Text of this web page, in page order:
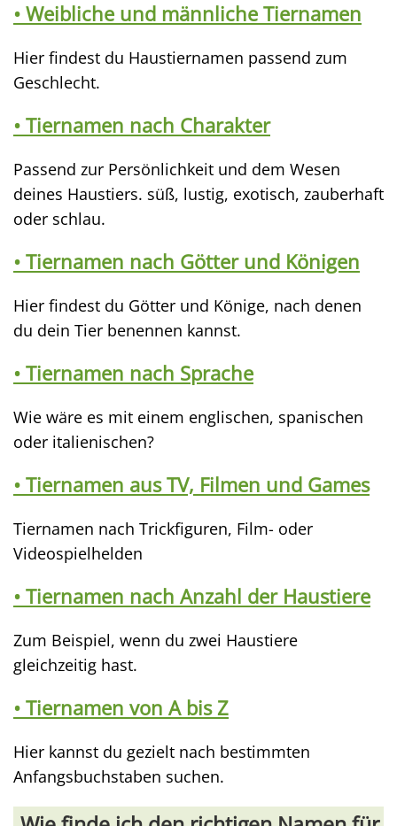
• Weibliche und männliche Tiernamen
Hier findest du Haustiernamen passend zum
Geschlecht.
• Tiernamen nach Charakter
Passend zur Persönlichkeit und dem Wesen
deines Haustiers. süß, lustig, exotisch, zauberhaft
oder schlau.
• Tiernamen nach Götter und Königen
Hier findest du Götter und Könige, nach denen
du dein Tier benennen kannst.
• Tiernamen nach Sprache
Wie wäre es mit einem englischen, spanischen
oder italienischen?
• Tiernamen aus TV, Filmen und Games
Tiernamen nach Trickfiguren, Film- oder
Videospielhelden
• Tiernamen nach Anzahl der Haustiere
Zum Beispiel, wenn du zwei Haustiere
gleichzeitig hast.
• Tiernamen von A bis Z
Hier kannst du gezielt nach bestimmten
Anfangsbuchstaben suchen.